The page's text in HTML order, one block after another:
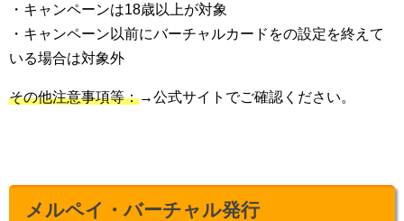
・キャンペーンは18歳以上が対象
・キャンペーン以前にバーチャルカードをの設定を終えて
いる場合は対象外
その他注意事項等：→公式サイトでご確認ください。
メルペイ・バーチャル発行